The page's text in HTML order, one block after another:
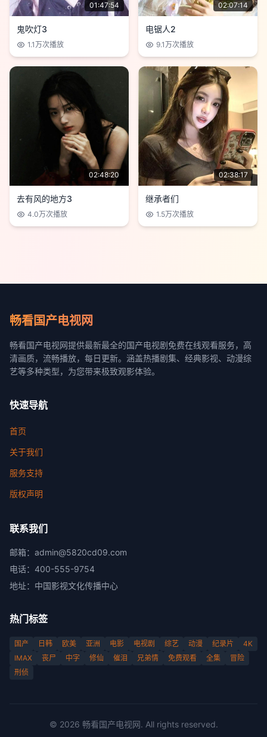
01:47:54
鬼吹灯3
1.1万次播放
02:07:14
电锯人2
9.1万次播放
02:48:20
去有风的地方3
4.0万次播放
02:38:17
继承者们
1.5万次播放
畅看国产电视网
畅看国产电视网提供最新最全的国产电视剧免费在线观看服务，高
清画质，流畅播放，每日更新。涵盖热播剧集、经典影视、动漫综
艺等多种类型，为您带来极致观影体验。
快速导航
首页
关于我们
服务支持
版权声明
联系我们
邮箱： admin@5820cd09.com
电话： 400-555-9754
地址： 中国影视文化传播中心
热门标签
国产 日韩 欧美 亚洲 电影 电视剧 综艺 动漫 纪录片
4K
IMAX
丧尸 中字 修仙 催泪 兄弟情 免费观看 全集
冒险
刑侦
© 2026 畅看国产电视网. All rights reserved.